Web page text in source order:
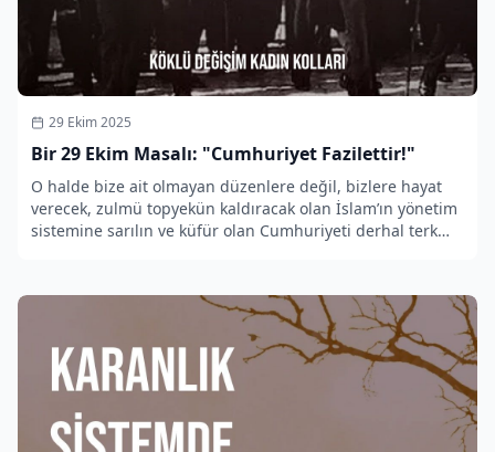
29 Ekim 2025
Bir 29 Ekim Masalı: "Cumhuriyet Fazilettir!"
O halde bize ait olmayan düzenlere değil, bizlere hayat
verecek, zulmü topyekün kaldıracak olan İslam’ın yönetim
sistemine sarılın ve küfür olan Cumhuriyeti derhal terk